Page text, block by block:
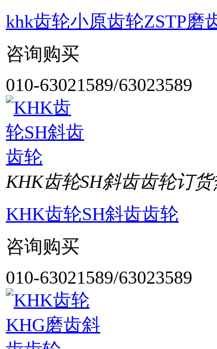
khk齿轮小原齿轮ZSTP磨
咨询购买
010-63021589/63023589
KHK齿轮SH斜齿齿轮订货
KHK齿轮SH斜齿齿轮
咨询购买
010-63021589/63023589